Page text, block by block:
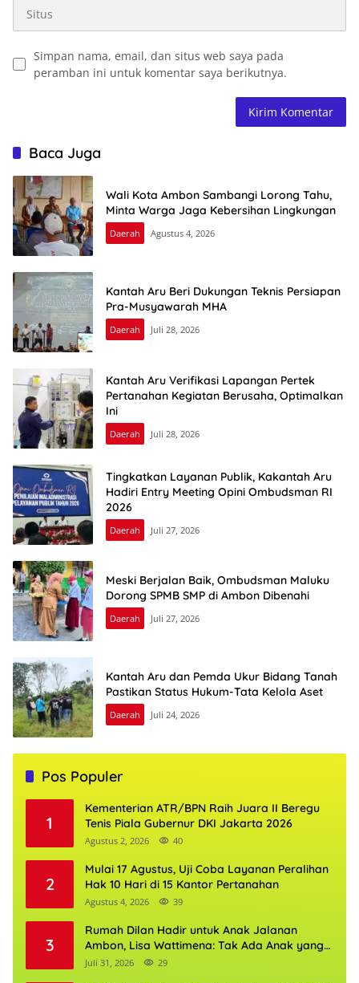
Simpan nama, email, dan situs web saya pada
peramban ini untuk komentar saya berikutnya.
Baca Juga
Wali Kota Ambon Sambangi Lorong Tahu,
Minta Warga Jaga Kebersihan Lingkungan
Daerah Agustus 4, 2026
Kantah Aru Beri Dukungan Teknis Persiapan
Pra-Musyawarah MHA
Daerah Juli 28, 2026
Kantah Aru Verifikasi Lapangan Pertek
Pertanahan Kegiatan Berusaha, Optimalkan
Ini
Daerah Juli 28, 2026
Tingkatkan Layanan Publik, Kakantah Aru
Hadiri Entry Meeting Opini Ombudsman RI
2026
Daerah Juli 27, 2026
Meski Berjalan Baik, Ombudsman Maluku
Dorong SPMB SMP di Ambon Dibenahi
Daerah Juli 27, 2026
Kantah Aru dan Pemda Ukur Bidang Tanah
Pastikan Status Hukum-Tata Kelola Aset
Daerah Juli 24, 2026
Pos Populer
1
Kementerian ATR/BPN Raih Juara II Beregu
Tenis Piala Gubernur DKI Jakarta 2026
Agustus 2, 2026 40
2
Mulai 17 Agustus, Uji Coba Layanan Peralihan
Hak 10 Hari di 15 Kantor Pertanahan
Agustus 4, 2026 39
3
Rumah Dilan Hadir untuk Anak Jalanan
Ambon, Lisa Wattimena: Tak Ada Anak yang
Boleh Kehilangan Masa Depannya
Juli 31, 2026 29